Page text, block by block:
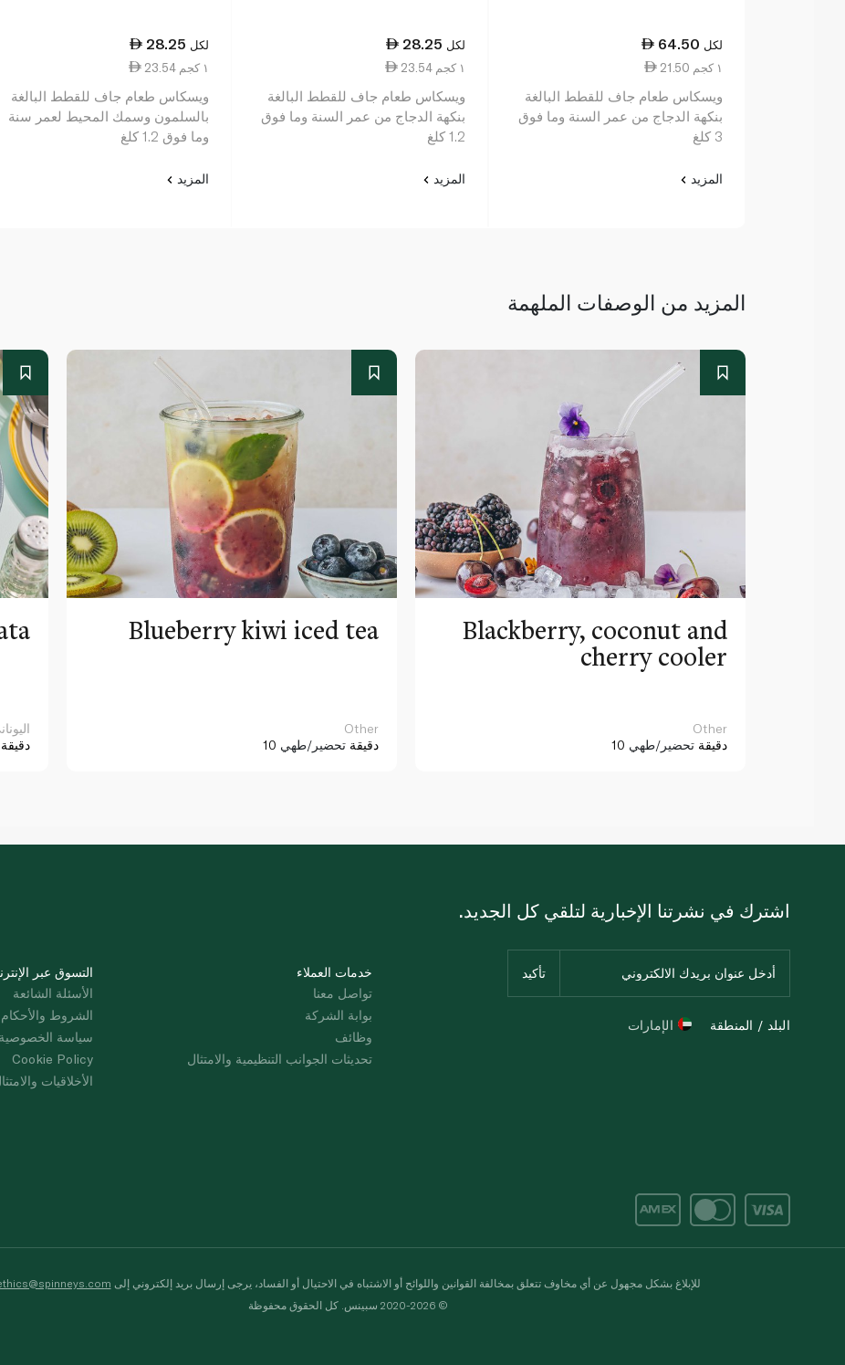
64.50 لكل
21.50 ١ كجم
ويسكاس طعام جاف للقطط البالغة
بنكهة الدجاج من عمر السنة وما فوق
3 كلغ
المزيد
28.25 لكل
23.54 ١ كجم
ويسكاس طعام جاف للقطط البالغة
بنكهة الدجاج من عمر السنة وما فوق
1.2 كلغ
المزيد
28.25 لكل
23.54 ١ كجم
ويسكاس طعام جاف للقطط البالغة
بالسلمون وسمك المحيط لعمر سنة
وما فوق 1.2 كلغ
المزيد
المزيد من الوصفات الملهمة
دقيقة
Blueberry kiwi iced tea
Other
10 دقيقة تحضير/طهي
Blackberry, coconut and
cherry cooler
Other
10 دقيقة تحضير/طهي
التسوق عبر
الأسئلة الشائعة
الشروط والأحكام
سياسة الخصوصية
Cookie Policy
الأخلاقيات
خدمات العملاء
تواصل معنا
بوابة الشركة
وظائف
تحديثات الجوانب التنظيمية والامتثال
اشترك في نشرتنا الإخبارية لتلقي كل الجديد.
البلد / المنطقة الإمارات
للإبلاغ بشكل مجهول عن أي مخاوف تتعلق بمخالفة القوانين واللوائح أو الاشتباه في الاحتيال أو الفساد، يرجى إرسال بريد إلكتروني إلى
© 2020-2026 سبينس. كل الحقوق محفوظة